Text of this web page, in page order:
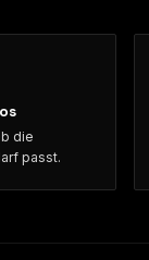
die
passt.